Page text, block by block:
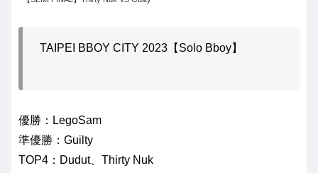
TAIPEI BBOY CITY 2023【Solo Bboy】
優勝：LegoSam
準優勝：Guilty
TOP4：Dudut、Thirty Nuk